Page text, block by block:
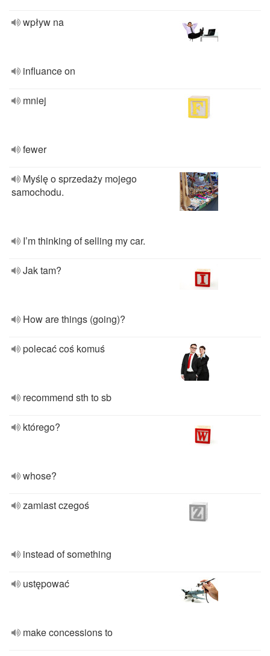
wpływ na
influance on
mniej
fewer
Myślę o sprzedaży mojego
samochodu.
I’m thinking of selling my car.
Jak tam?
How are things (going)?
polecać coś komuś
recommend sth to sb
którego?
whose?
zamiast czegoś
instead of something
ustępować
make concessions to